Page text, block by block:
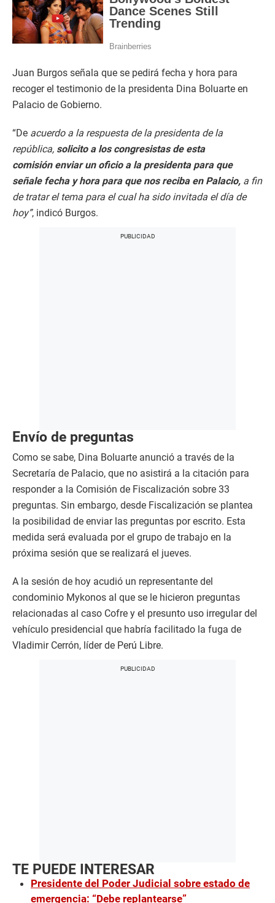
Juan Burgos señala que se pedirá fecha y hora para
recoger el testimonio de la presidenta Dina Boluarte en
Palacio de Gobierno.
“De acuerdo a la respuesta de la presidenta de la
república, solicito a los congresistas de esta
comisión enviar un oficio a la presidenta para que
señale fecha y hora para que nos reciba en Palacio, a fin
de tratar el tema para el cual ha sido invitada el día de
hoy”, indicó Burgos.
Envío de preguntas
Como se sabe, Dina Boluarte anunció a través de la
Secretaría de Palacio, que no asistirá a la citación para
responder a la Comisión de Fiscalización sobre 33
preguntas. Sin embargo, desde Fiscalización se plantea
la posibilidad de enviar las preguntas por escrito. Esta
medida será evaluada por el grupo de trabajo en la
próxima sesión que se realizará el jueves.
A la sesión de hoy acudió un representante del
condominio Mykonos al que se le hicieron preguntas
relacionadas al caso Cofre y el presunto uso irregular del
vehículo presidencial que habría facilitado la fuga de
Vladimir Cerrón, líder de Perú Libre.
TE PUEDE INTERESAR
Presidente del Poder Judicial sobre estado de
emergencia: “Debe replantearse”